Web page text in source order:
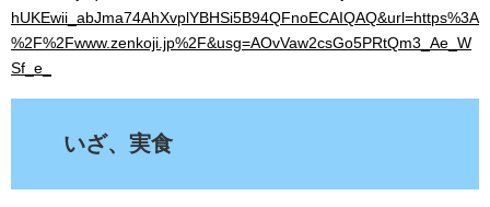
hUKEwii_abJma74AhXvplYBHSi5B94QFnoECAIQAQ&url=https%3A
%2F%2Fwww.zenkoji.jp%2F&usg=AOvVaw2csGo5PRtQm3_Ae_W
Sf_e_
いざ、実食